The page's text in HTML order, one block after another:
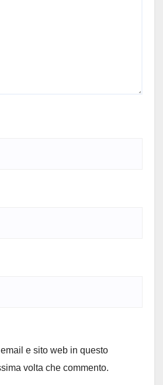
e sito web in questo
volta che commento.